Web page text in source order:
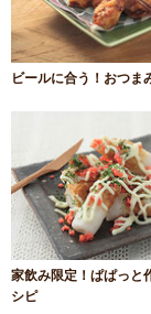
ビールに合う！おつま
家飲み限定！ぱぱっと
シピ